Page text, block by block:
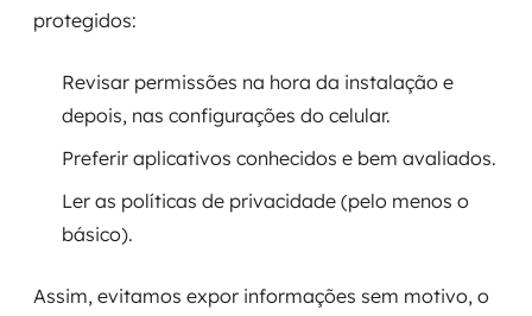
protegidos:
Revisar permissões na hora da instalação e
depois, nas configurações do celular.
Preferir aplicativos conhecidos e bem avaliados.
Ler as políticas de privacidade (pelo menos o
básico).
Assim, evitamos expor informações sem motivo, o